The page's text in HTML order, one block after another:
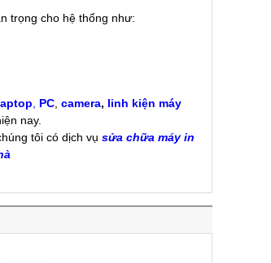
trọng cho hệ thống như:
PC camera, linh kiện máy
nay.
tôi có dịch vụ sửa chữa máy in